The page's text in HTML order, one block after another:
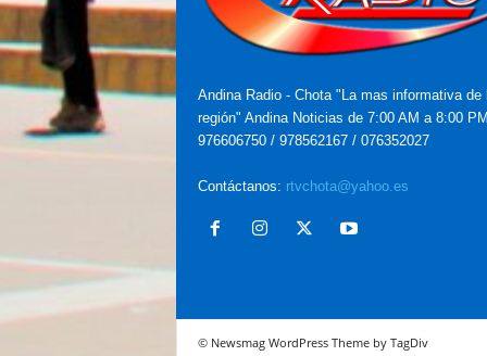
Andina Radio - Chota "La mas informativa de
región" Andina Noticias de 7:00 AM a 8:00 PM
976606750 / 978562167 / 076352027
Contáctanos: rtvchota@yahoo.es
© Newsmag WordPress Theme by TagDiv